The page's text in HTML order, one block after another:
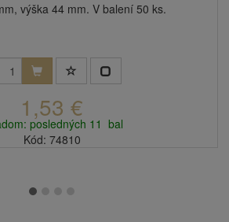
výška 44 mm. V balení 50 ks.
1,53 €
posledných 11 bal
Kód: 74810